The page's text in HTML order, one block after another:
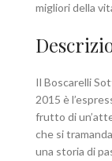
migliori della
Il Boscarelli
2015 è
frutto di
che si
una storia di